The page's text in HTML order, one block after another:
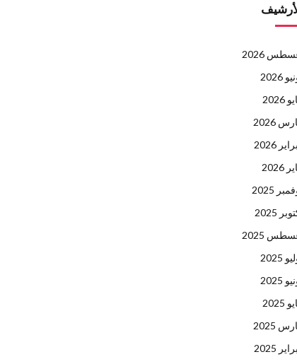
2026
2026
2026
2026
2026
2026
2025
2025
2025
2025
2025
2025
2025
2025